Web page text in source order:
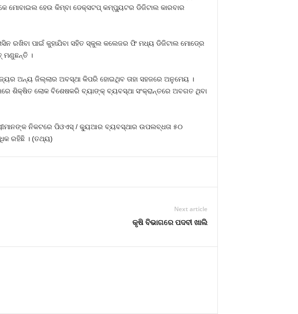
ମୋବାଇଲ ହେଉ କିମ୍ବା ଡେକ୍ସଟପ୍‍ କମ୍ପ୍ୟୁଟର ଡିଜିଟାଲ କାରବାର
ରଖିବା ପାଇଁ କୁହାଯିବା ସହିତ ସ୍କୁଲ କଲେଜର ଫି ମଧ୍ୟ ଡିଜିଟାଲ ମୋଡ୍‍ରେ
ମଣୁଛନ୍ତି ।
ଅନ୍ୟ ଜିଲ୍ଲାର ଅବସ୍ଥା କିପରି ହୋଇଥିବ ତାହା ସହଜରେ ଅନୁମେୟ ।
ଶିକ୍ଷିତ ଲୋକ ବିଶେଷକରି ବ୍ୟାଙ୍କ୍‍ ବ୍ୟବସ୍ଥା ସଂକ୍ରାନ୍ତରେ ଅବଗତ ଥିବା
ନିକଟରେ ପିଓଏସ୍‍ / କ୍ୟୁଆର ବ୍ୟବସ୍ଥାର ଉପଲବ୍ଧତା ୫୦
ରହିଛି । (ତଥ୍ୟ)
Next article
କୃଷି ବିଭାଗରେ ପଦବୀ ଖାଲି